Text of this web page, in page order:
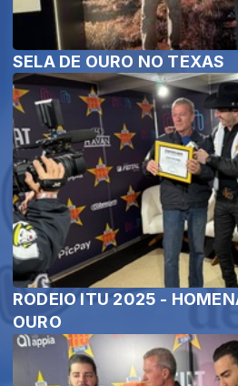
SELA DE OURO NO TEXAS
RODEIO ITU 2025 -
OURO